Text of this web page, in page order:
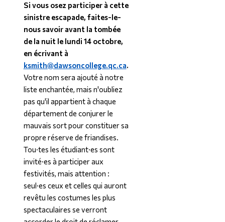
Si vous osez participer à cette
sinistre escapade, faites-le-
nous savoir avant la tombée
de la nuit le lundi 14 octobre,
en écrivant à
ksmith@dawsoncollege.qc.ca.
Votre nom sera ajouté à notre
liste enchantée, mais n'oubliez
pas qu'il appartient à chaque
département de conjurer le
mauvais sort pour constituer sa
propre réserve de friandises.
Tou·tes les étudiant·es sont
invité·es à participer aux
festivités, mais attention :
seul·es ceux et celles qui auront
revêtu les costumes les plus
spectaculaires se verront